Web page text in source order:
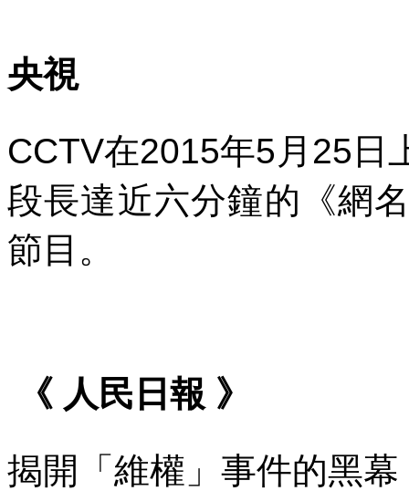
央視
CCTV在2015年5 月 25 日
段長達近六分鐘的《網
節目。
《 人民日報 》
揭開「維權」事件的黑幕